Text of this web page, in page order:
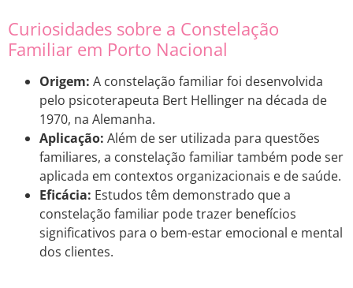
Curiosidades sobre a Constelação
Familiar em Porto Nacional
Origem: A constelação familiar foi desenvolvida
pelo psicoterapeuta Bert Hellinger na década de
1970, na Alemanha.
Aplicação: Além de ser utilizada para questões
familiares, a constelação familiar também pode ser
aplicada em contextos organizacionais e de saúde.
Eficácia: Estudos têm demonstrado que a
constelação familiar pode trazer benefícios
significativos para o bem-estar emocional e mental
dos clientes.